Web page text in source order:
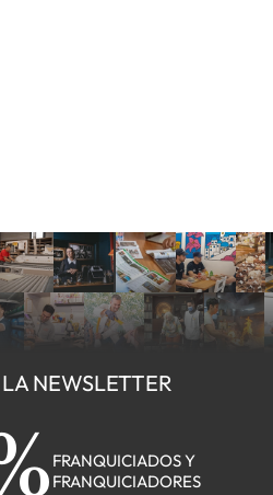
NEWSLETTER
FRANQUICIADOS Y
FRANQUICIADORES